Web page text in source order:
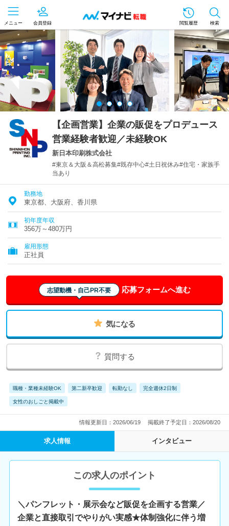
メニュー 会員登録 閲覧履歴 検索
【企画営業】企業の販促をプロデュース
営業経験者歓迎／未経験OK
新日本印刷株式会社
#東京＆大阪＆高松募集#既存中心#土日祝休み#住宅・家族手
当あり
勤務地
東京都、大阪府、香川県
初年度年収
356万～480万円
雇用形態
正社員
志望動機・自己PR不要 応募フォームへ進む
気になる
質問する
職種・業種未経験OK 第二新卒歓迎 転勤なし 完全週休2日制
女性のおしごと掲載中
情報更新日：2026/06/19 掲載終了予定日：2026/08/20
求人情報 インタビュー
この求人のポイント
＼パンフレット・展示会など販促を企画する営業／
企業と直接取引でやりがい実感★体制強化に伴う増